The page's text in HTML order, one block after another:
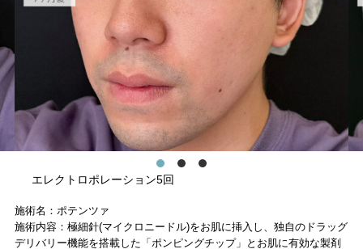
エレクトロポレーション5回
施術名：ポテンツァ
施術内容：極細針(マイクロニードル)をお肌に挿入し、独自のドラッグ
デリバリー機能を搭載した「ポンピングチップ」とお肌に有効な製剤